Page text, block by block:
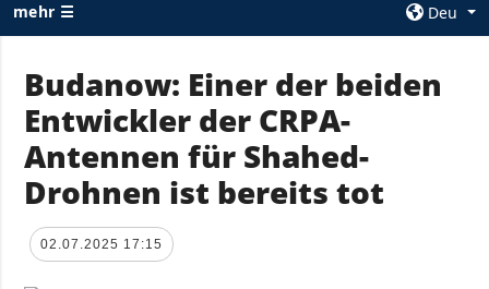
mehr ☰
Deu
ALLE
RUBRIKEN
Krieg
Wiederaufbau
der Ukraine
Politik
AGENTUR
Über uns
Kontakte
Budanow: Einer der beiden
Entwickler der CRPA-
Antennen für Shahed-
Drohnen ist bereits tot
02.07.2025 17:15